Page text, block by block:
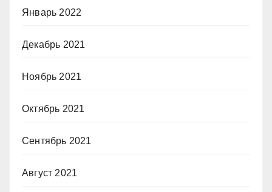
Январь 2022
Декабрь 2021
Ноябрь 2021
Октябрь 2021
Сентябрь 2021
Август 2021